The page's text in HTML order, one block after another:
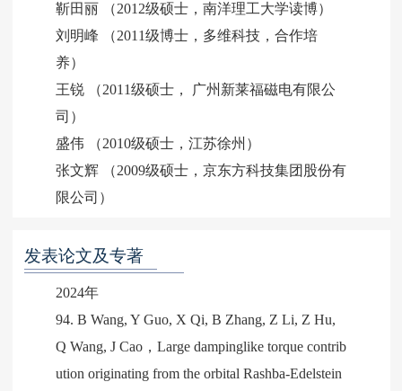
靳田丽 （2012级硕士，南洋理工大学读博）
刘明峰 （2011级博士，多维科技，合作培
养）
王锐 （2011级硕士， 广州新莱福磁电有限公
司）
盛伟 （2010级硕士，江苏徐州）
张文辉 （2009级硕士，京东方科技集团股份有
限公司）
发表论文及专著
2024年
94. B Wang, Y Guo, X Qi, B Zhang, Z Li, Z Hu,
Q Wang, J Cao，Large dampinglike torque contrib
ution originating from the orbital Rashba-Edelstein